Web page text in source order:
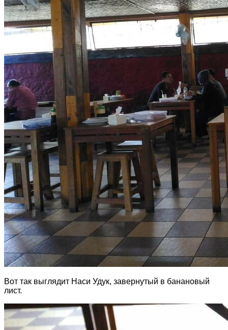
Вот так выглядит Наси Удук, завернутый в банановый
лист.